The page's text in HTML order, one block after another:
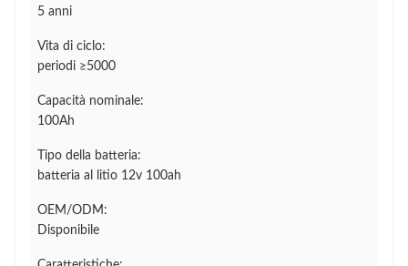
5 anni
Vita di ciclo:
periodi ≥5000
Capacità nominale:
100Ah
Tipo della batteria:
batteria al litio 12v 100ah
OEM/ODM:
Disponibile